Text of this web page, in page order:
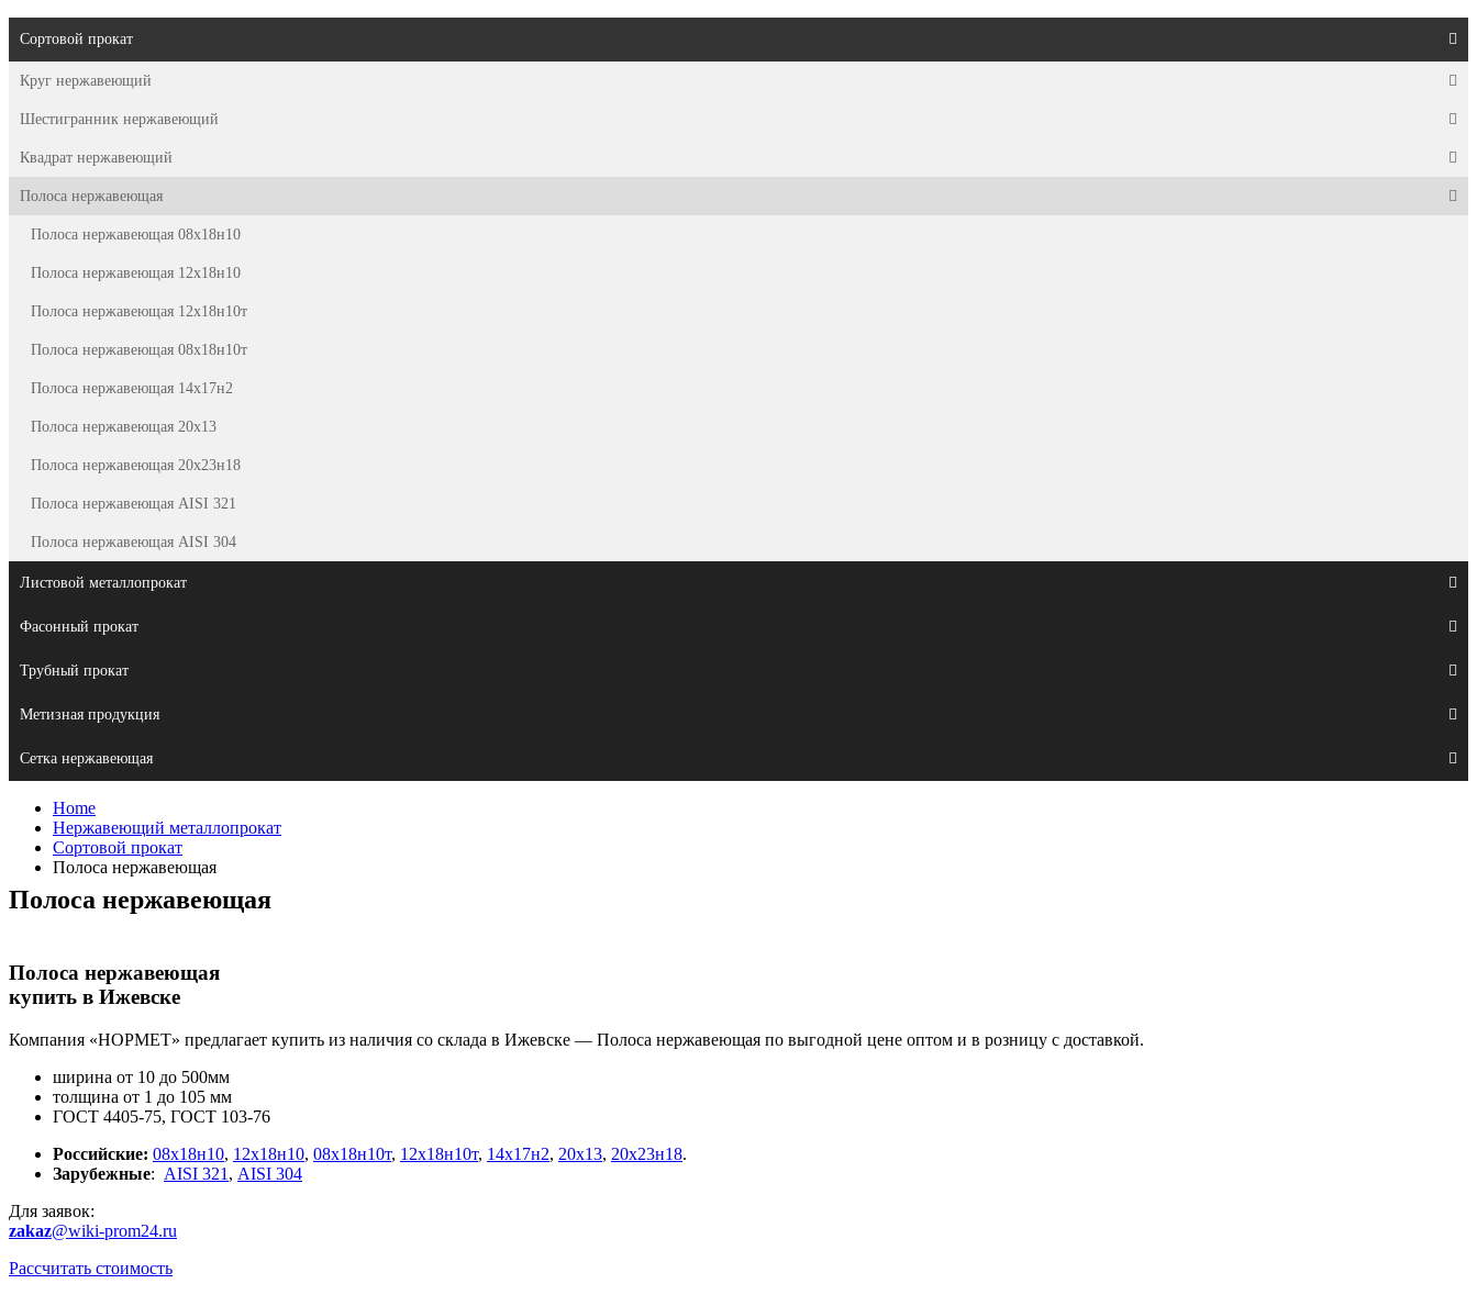
Сортовой прокат
Круг нержавеющий
Шестигранник нержавеющий
Квадрат нержавеющий
Полоса нержавеющая
Полоса нержавеющая 08х18н10
Полоса нержавеющая 12х18н10
Полоса нержавеющая 12х18н10т
Полоса нержавеющая 08х18н10т
Полоса нержавеющая 14х17н2
Полоса нержавеющая 20х13
Полоса нержавеющая 20х23н18
Полоса нержавеющая AISI 321
Полоса нержавеющая AISI 304
Листовой металлопрокат
Фасонный прокат
Трубный прокат
Метизная продукция
Сетка нержавеющая
Home
Нержавеющий металлопрокат
Сортовой прокат
Полоса нержавеющая
Полоса нержавеющая
Полоса нержавеющая
купить в Ижевске
Компания «НОРМЕТ» предлагает купить из наличия со склада в Ижевске — Полоса нержавеющая по выгодной цене оптом и в розницу с доставкой.
ширина от 10 до 500мм
толщина от 1 до 105 мм
ГОСТ 4405-75, ГОСТ 103-76
Российские: 08х18н10, 12х18н10, 08х18н10т, 12х18н10т, 14х17н2, 20х13, 20х23н18.
Зарубежные: AISI 321 , AISI 304
Для заявок:
zakaz@wiki-prom24.ru
Рассчитать стоимость